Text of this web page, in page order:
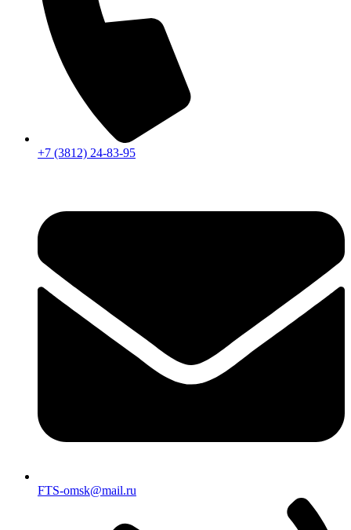
+7 (3812) 24-83-95
FTS-omsk@mail.ru